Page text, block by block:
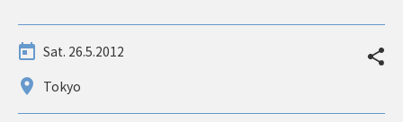
Sat. 26.5.2012
Tokyo